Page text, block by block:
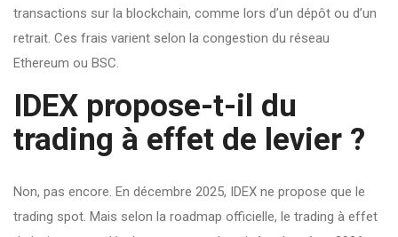
transactions sur la blockchain, comme lors d’un dépôt ou d’un
retrait. Ces frais varient selon la congestion du réseau
Ethereum ou BSC.
IDEX propose-t-il du
trading à effet de levier ?
Non, pas encore. En décembre 2025, IDEX ne propose que le
trading spot. Mais selon la roadmap officielle, le trading à effet